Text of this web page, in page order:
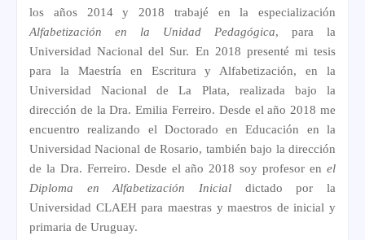
los años 2014 y 2018 trabajé en la especialización
Alfabetización en la Unidad Pedagógica, para la
Universidad Nacional del Sur. En 2018 presenté mi tesis
para la Maestría en Escritura y Alfabetización, en la
Universidad Nacional de La Plata, realizada bajo la
dirección de la Dra. Emilia Ferreiro. Desde el año 2018 me
encuentro realizando el Doctorado en Educación en la
Universidad Nacional de Rosario, también bajo la dirección
de la Dra. Ferreiro. Desde el año 2018 soy profesor en el
Diploma en Alfabetización Inicial dictado por la
Universidad CLAEH para maestras y maestros de inicial y
primaria de Uruguay.